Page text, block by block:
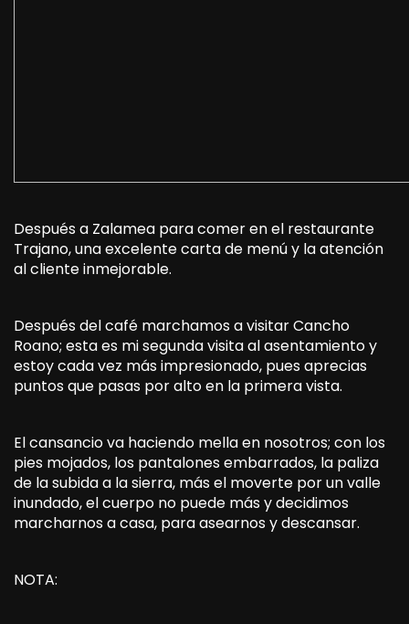
Después a Zalamea para comer en el restaurante
Trajano, una excelente carta de menú y la atención
al cliente inmejorable.
Después del café marchamos a visitar Cancho
Roano; esta es mi segunda visita al asentamiento y
estoy cada vez más impresionado, pues aprecias
puntos que pasas por alto en la primera vista.
El cansancio va haciendo mella en nosotros; con los
pies mojados, los pantalones embarrados, la paliza
de la subida a la sierra, más el moverte por un valle
inundado, el cuerpo no puede más y decidimos
marcharnos a casa, para asearnos y descansar.
NOTA: